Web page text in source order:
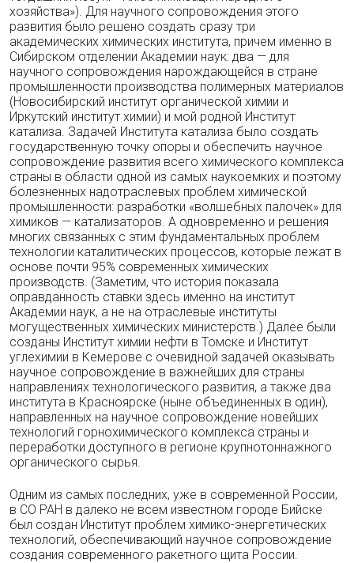
хозяйства»). Для научного сопровождения этого
развития было решено создать сразу три
академических химических института, причем именно в
Сибирском отделении Академии наук: два — для
научного сопровождения нарождающейся в стране
промышленности производства полимерных материалов
(Новосибирский институт органической химии и
Иркутский институт химии) и мой родной Институт
катализа. Задачей Института катализа было создать
государственную точку опоры и обеспечить научное
сопровождение развития всего химического комплекса
страны в области одной из самых наукоемких и поэтому
болезненных надотраслевых проблем химической
промышленности: разработки «волшебных палочек» для
химиков — катализаторов. А одновременно и решения
многих связанных с этим фундаментальных проблем
технологии каталитических процессов, которые лежат в
основе почти 95% современных химических
производств. (Заметим, что история показала
оправданность ставки здесь именно на институт
Академии наук, а не на отраслевые институты
могущественных химических министерств.) Далее были
созданы Институт химии нефти в Томске и Институт
углехимии в Кемерове с очевидной задачей оказывать
научное сопровождение в важнейших для страны
направлениях технологического развития, а также два
института в Красноярске (ныне объединенных в один),
направленных на научное сопровождение новейших
технологий горнохимического комплекса страны и
переработки доступного в регионе крупнотоннажного
органического сырья.
Одним из самых последних, уже в современной России,
в СО РАН в далеко не всем известном городе Бийске
был создан Институт проблем химико-энергетических
технологий, обеспечивающий научное сопровождение
создания современного ракетного щита России.